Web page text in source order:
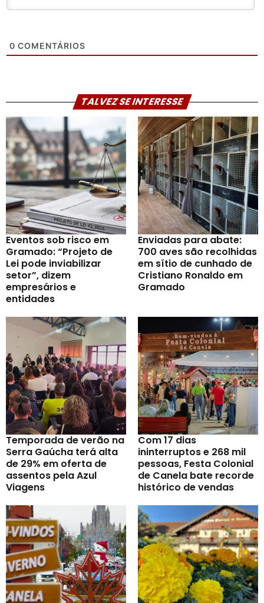
0 COMENTÁRIOS
TALVEZ SE INTERESSE
Eventos sob risco em
Gramado: “Projeto de
Lei pode inviabilizar
setor”, dizem
empresários e
entidades
Enviadas para abate:
700 aves são recolhidas
em sítio de cunhado de
Cristiano Ronaldo em
Gramado
Temporada de verão na
Serra Gaúcha terá alta
de 29% em oferta de
assentos pela Azul
Viagens
Com 17 dias
ininterruptos e 268 mil
pessoas, Festa Colonial
de Canela bate recorde
histórico de vendas